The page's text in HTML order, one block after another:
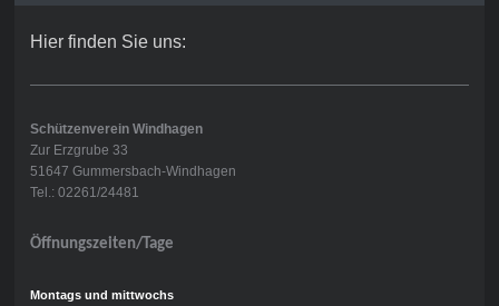
Hier finden Sie uns:
Schützenverein Windhagen
Zur Erzgrube 33
51647 Gummersbach-Windhagen
Tel.: 02261/24481
Öffnungszeiten/Tage
Montags und mittwochs